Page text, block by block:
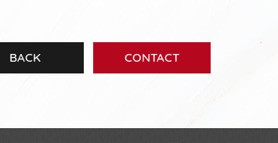
BACK CONTACT